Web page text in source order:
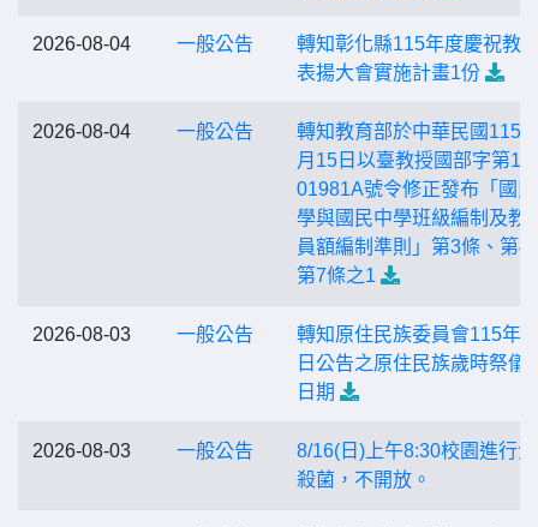
2026-08-04 一般公告
轉知彰化縣115年度慶祝教
表揚大會實施計畫1份
2026-08-04 一般公告
轉知教育部於中華民國115
月15日以臺教授國部字第
01981A號令修正發布「國
學與國民中學班級編制及教
員額編制準則」第3條、第4
第7條之1
2026-08-03 一般公告
轉知原住民族委員會115年7
日公告之原住民族歲時祭儀
日期
2026-08-03 一般公告
8/16(日)上午8:30校園進行
殺菌，不開放。